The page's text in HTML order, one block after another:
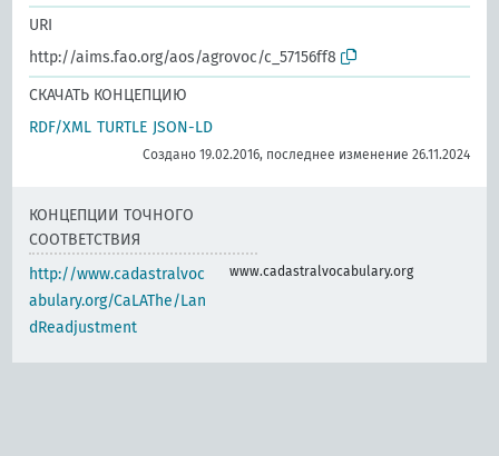
URI
http://aims.fao.org/aos/agrovoc/c_57156ff8
СКАЧАТЬ КОНЦЕПЦИЮ
RDF/XML TURTLE JSON-LD
Создано 19.02.2016, последнее изменение 26.11.2024
КОНЦЕПЦИИ ТОЧНОГО
СООТВЕТСТВИЯ
http://www.cadastralvoc
abulary.org/CaLAThe/Lan
dReadjustment
www.cadastralvocabulary.org